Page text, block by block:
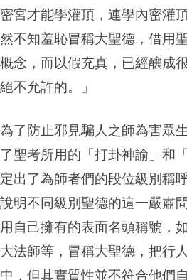
密宮才能學灌頂，連學內密灌
然不知羞恥冒稱大聖德，借用
概念，而以假充真，已經釀成
絕不允許的。」
為了防止邪見騙人之師為害眾
了聖考所用的「打卦神諭」和
定出了為師者們的段位級別稱
說明不同級別聖德的這一嚴肅
用自己擁有的表面名頭稱號，
大法師等，冒稱大聖德，把行
中，但其實質性並不符合他們